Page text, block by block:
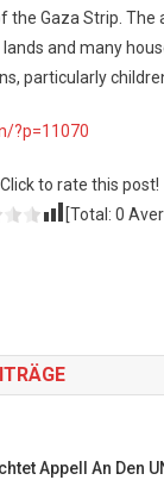
the Gaza Strip. The
and many
particularly
?p=11070
Click to rate this post!
[Total: 0
Appell An Den